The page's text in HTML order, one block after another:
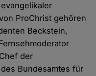
ProChrist gehören
Beckstein,
der
Bundesamtes für